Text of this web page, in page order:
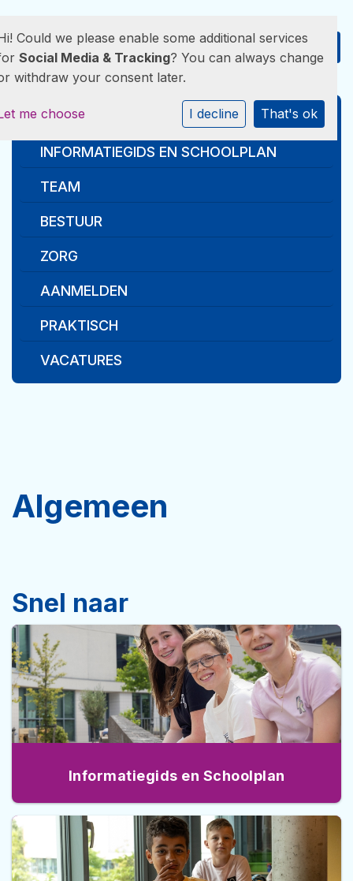
WAAR STAAN WIJ VOOR
INFORMATIEGIDS EN SCHOOLPLAN
TEAM
BESTUUR
ZORG
AANMELDEN
PRAKTISCH
VACATURES
Algemeen
Snel naar
Informatiegids en Schoolplan
Could we please enable some additional services
Social Media & Tracking? You can always change
withdraw your consent later.
me choose I decline That's ok